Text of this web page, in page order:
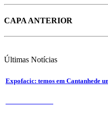
CAPA ANTERIOR
Últimas Notícias
Expofacic: temos em Cantanhede